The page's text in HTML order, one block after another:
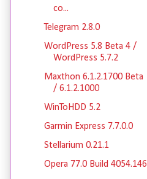
co...
Telegram 2.8.0
WordPress 5.8 Beta 4 /
WordPress 5.7.2
Maxthon 6.1.2.1700 Beta
/ 6.1.2.1000
WinToHDD 5.2
Garmin Express 7.7.0.0
Stellarium 0.21.1
Opera 77.0 Build 4054.146